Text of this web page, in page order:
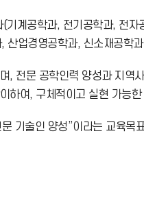
계공학과, 전기공학과, 전
업경영공학과, 신소재공학
전문 공학인력 양성과 지
여, 구체적이고 실현 가능
기술인 양성”이라는 교육